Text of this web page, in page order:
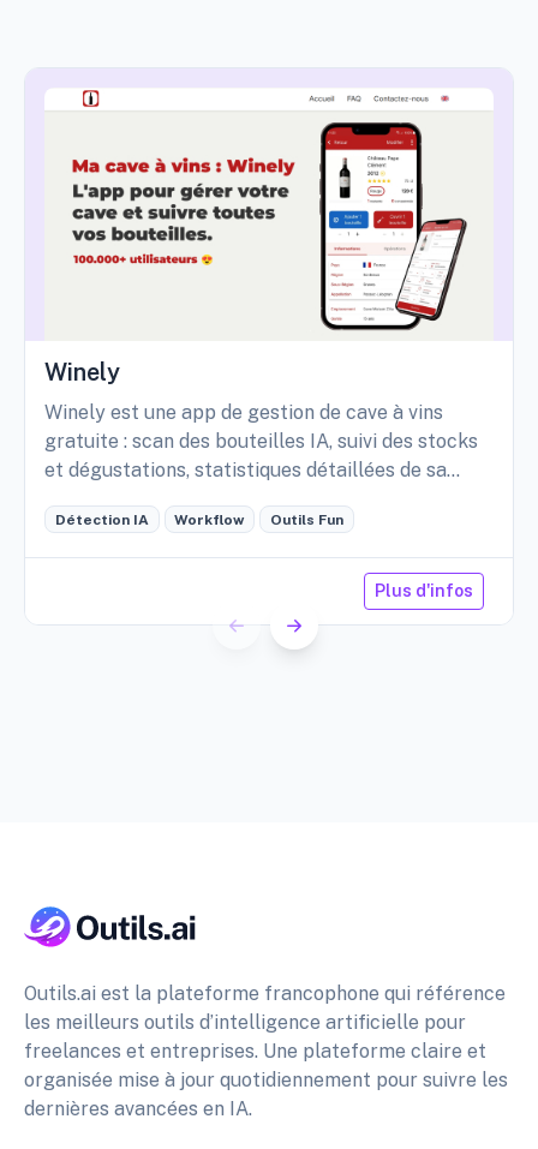
Winely
Winely est une app de gestion de cave à vins
gratuite : scan des bouteilles IA, suivi des stocks
et dégustations, statistiques détaillées de sa
Détection IA Workflow Outils Fun
Plus d'infos
Outils.ai est la plateforme francophone qui référence
les meilleurs outils d’intelligence artificielle pour
freelances et entreprises. Une plateforme claire et
organisée mise à jour quotidiennement pour suivre les
dernières avancées en IA.